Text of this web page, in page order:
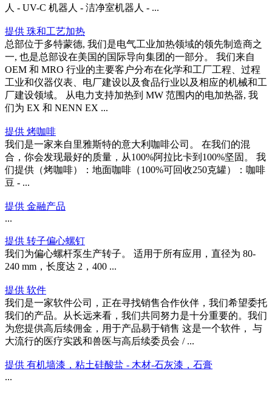
人 - UV-C 机器人 - 洁净室机器人 - ...
提供 珠和工艺加热
总部位于多特蒙德, 我们是电气工业加热领域的领先制造商之
一, 也是总部设在美国的国际导向集团的一部分。 我们来自
OEM 和 MRO 行业的主要客户分布在化学和工厂工程、过程
工业和仪器仪表、电厂建设以及食品行业以及相应的机械和工
厂建设领域。 从电力支持加热到 MW 范围内的电加热器, 我
们为 EX 和 NENN EX ...
提供 烤咖啡
我们是一家来自里雅斯特的意大利咖啡公司。 在我们的混
合，你会发现最好的质量，从100%阿拉比卡到100%坚固。 我
们提供（烤咖啡）：地面咖啡（100%可回收250克罐）：咖啡
豆 - ...
提供 金融产品
...
提供 转子偏心螺钉
我们为偏心螺杆泵生产转子。 适用于所有应用，直径为 80-
240 mm，长度达 2，400 ...
提供 软件
我们是一家软件公司，正在寻找销售合作伙伴，我们希望委托
我们的产品。从长远来看，我们共同努力是十分重要的。我们
为您提供高后续佣金，用于产品易于销售 这是一个软件， 与
大流行的医疗实践和兽医与高后续委员会 / ...
提供 有机墙漆，粘土硅酸盐 - 木材-石灰漆，石膏
...